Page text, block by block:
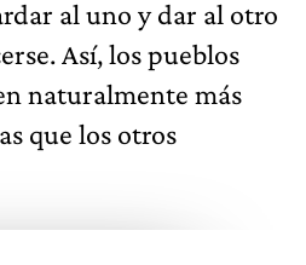
al uno y dar al otro
Así, los pueblos
naturalmente más
que los otros